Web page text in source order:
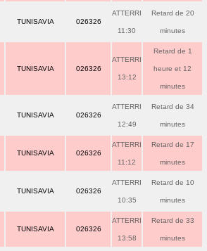
TUNISAVIA 026326
ATTERRI
11:30
Retard de 20
minutes
TUNISAVIA 026326
ATTERRI
13:12
Retard de 1
heure et 12
minutes
TUNISAVIA 026326
ATTERRI
12:49
Retard de 34
minutes
TUNISAVIA 026326
ATTERRI
11:12
Retard de 17
minutes
TUNISAVIA 026326
ATTERRI
10:35
Retard de 10
minutes
TUNISAVIA 026326
ATTERRI
13:58
Retard de 33
minutes